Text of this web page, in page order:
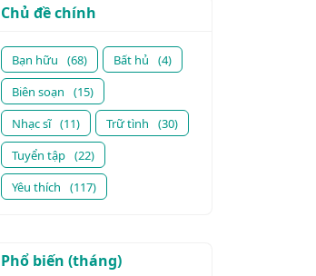
Chủ đề chính
Bạn hữu (68) Bất hủ
(4)
Biên soạn
(15)
Nhạc sĩ (11) Trữ tình
(30)
Tuyển tập (22)
Yêu thích
(117)
Phổ biến (tháng)